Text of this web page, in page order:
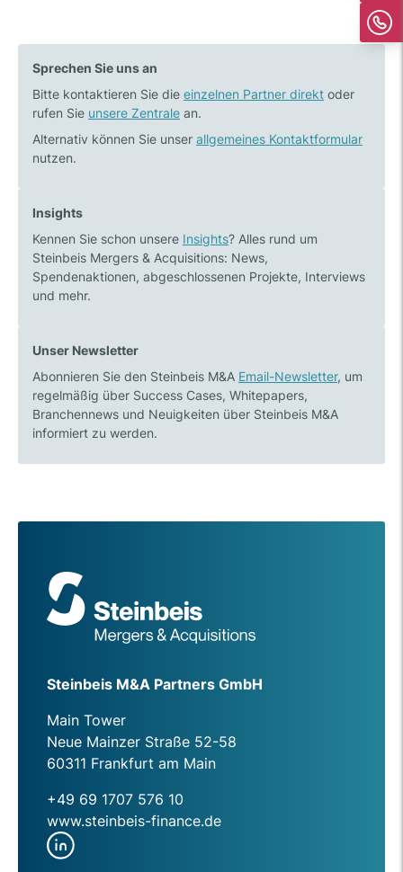
Sprechen Sie uns an
Bitte kontaktieren Sie die einzelnen Partner direkt oder
rufen Sie unsere Zentrale an.
Alternativ können Sie unser allgemeines Kontaktformular
nutzen.
Insights
Kennen Sie schon unsere Insights? Alles rund um
Steinbeis Mergers & Acquisitions: News,
Spendenaktionen, abgeschlossenen Projekte, Interviews
und mehr.
Unser Newsletter
Abonnieren Sie den Steinbeis M&A Email-Newsletter, um
regelmäßig über Success Cases, Whitepapers,
Branchennews und Neuigkeiten über Steinbeis M&A
informiert zu werden.
Steinbeis M&A Partners GmbH
Main Tower
Neue Mainzer Straße 52-58
60311 Frankfurt am Main
+49 69 1707 576 10
www.steinbeis-finance.de